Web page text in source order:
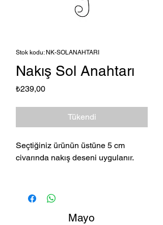
Stok kodu: NK-SOLANAHTARI
Nakış Sol Anahtarı
₺239,00Fiyat
Tükendi
Seçtiğiniz ürünün üstüne 5 cm
civarında nakış deseni uygulanır.
Mayo